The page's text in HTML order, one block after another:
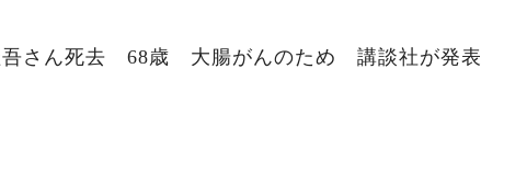
吾さん死去 68歳 大腸がんのため 講談社が発表